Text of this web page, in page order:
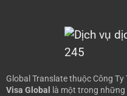
Global Translate thuộc Công
Visa Global
là một trong những